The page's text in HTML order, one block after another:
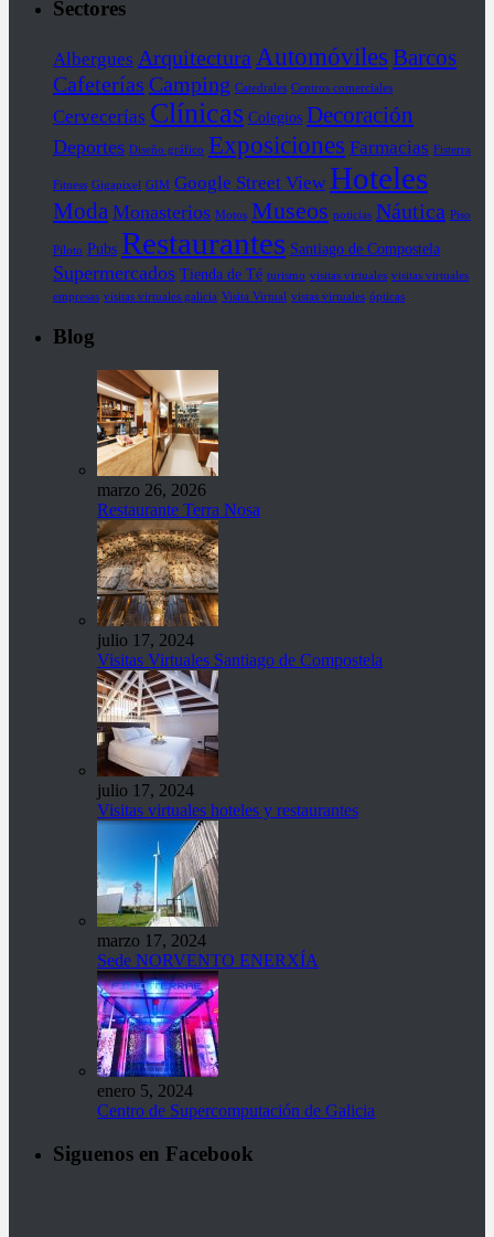
Sectores
Albergues Arquitectura Automóviles Barcos
Cafeterías Camping Catedrales Centros comerciales
Cervecerías Clínicas Colegios Decoración
Deportes Diseño gráfico Exposiciones Farmacias Fisterra
Fitness Gigapixel GIM Google Street View Hoteles
Moda Monasterios Motos Museos noticias Náutica Piso
Piloto Pubs Restaurantes Santiago de Compostela
Supermercados Tienda de Té turismo visitas virtuales visitas virtuales
empresas visitas virtuales galicia Visita Virtual vistas virtuales ópticas
Blog
marzo 26, 2026
Restaurante Terra Nosa
julio 17, 2024
Visitas Virtuales Santiago de Compostela
julio 17, 2024
Visitas virtuales hoteles y restaurantes
marzo 17, 2024
Sede NORVENTO ENERXÍA
enero 5, 2024
Centro de Supercomputación de Galicia
Siguenos en Facebook